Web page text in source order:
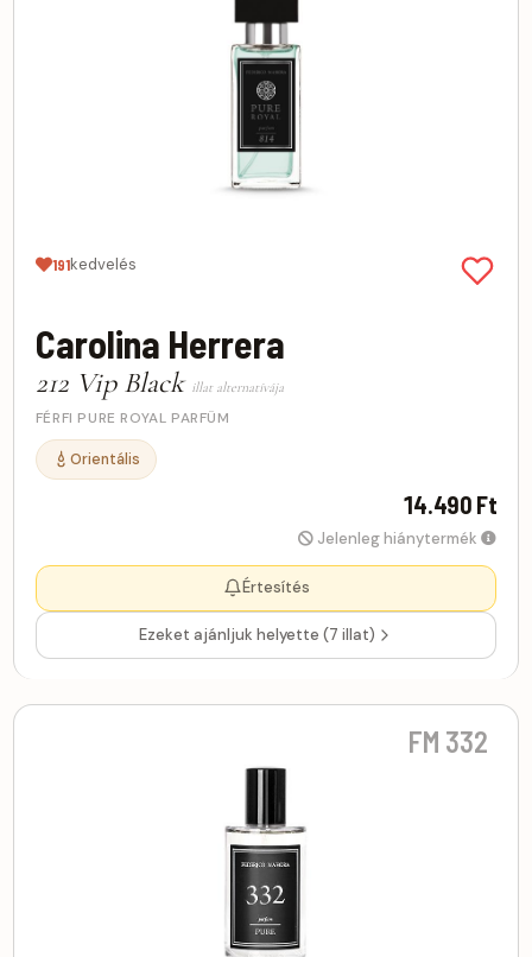
191kedvelés
Carolina Herrera
212 Vip Black illat alternatívája
FÉRFI PURE ROYAL PARFÜM
Orientális
14.490 Ft
Jelenleg hiánytermék
Értesítés
Ezeket ajánljuk helyette (7 illat)
FM 332